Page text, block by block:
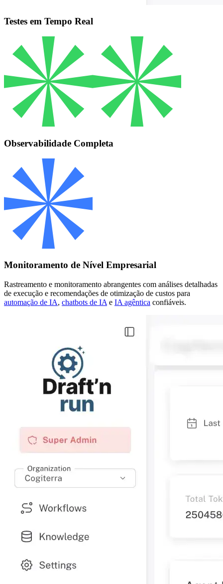
Testes em Tempo Real
Observabilidade Completa
Monitoramento de Nível Empresarial
Rastreamento e monitoramento abrangentes com análises detalhadas
de execução e recomendações de otimização de custos para
automação de IA, chatbots de IA e IA agêntica confiáveis.